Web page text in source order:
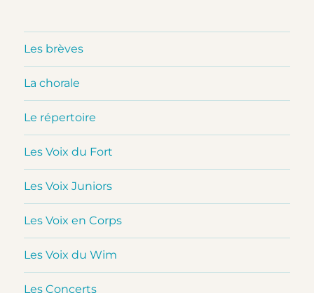
Les brèves
La chorale
Le répertoire
Les Voix du Fort
Les Voix Juniors
Les Voix en Corps
Les Voix du Wim
Les Concerts